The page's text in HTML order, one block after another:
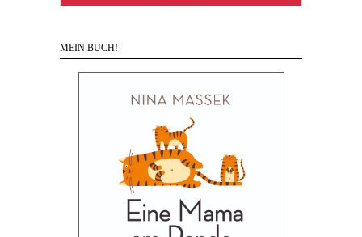
MEIN BUCH!